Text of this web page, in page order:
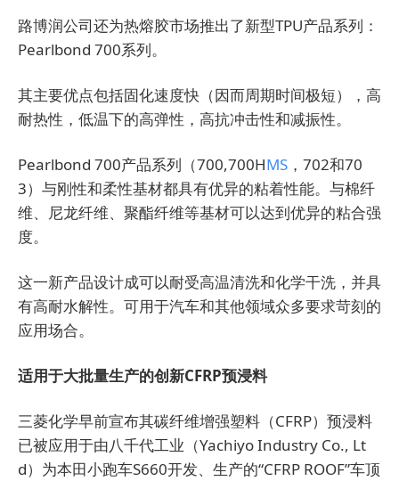
路博润公司还为热熔胶市场推出了新型TPU产品系列：
Pearlbond 700系列。
其主要优点包括固化速度快（因而周期时间极短），高
耐热性，低温下的高弹性，高抗冲击性和减振性。
Pearlbond 700产品系列（700,700HMS ，702和70
3）与刚性和柔性基材都具有优异的粘着性能。与棉纤
维、尼龙纤维、聚酯纤维等基材可以达到优异的粘合强
度。
这一新产品设计成可以耐受高温清洗和化学干洗，并具
有高耐水解性。可用于汽车和其他领域众多要求苛刻的
应用场合。
适用于大批量生产的创新CFRP预浸料
三菱化学早前宣布其碳纤维增强塑料（CFRP）预浸料
已被应用于由八千代工业（Yachiyo Industry Co., Lt
d）为本田小跑车S660开发、生产的“CFRP ROOF”车顶